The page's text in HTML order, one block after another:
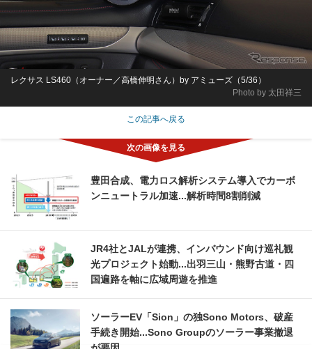
Photo by 太田祥三
レクサス LS460（オーナー／高橋伸明さん）by アミューズ（5/36）
この記事へ戻る
豊田合成、電力ロス解析システム導入でカーボ
ンニュートラル加速...解析時間8割削減
JR4社とJALが連携、インバウンド向け巡礼観
光プロジェクト始動...出羽三山・熊野古道・四
国遍路を軸に広域周遊を推進
ソーラーEV「Sion」の独Sono Motors、破産
手続き開始...Sono Groupのソーラー事業撤退